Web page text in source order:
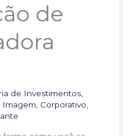
de
de Investimentos,
Imagem, Corporativo,